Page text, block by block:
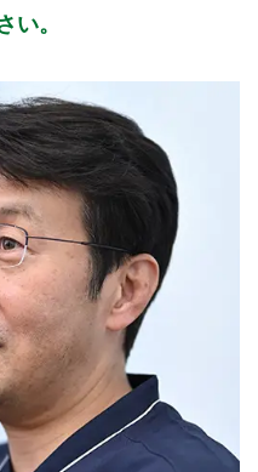
始、夏季
始
について、事前に必ず医療
にてご確認ください。
る
ちら
い。